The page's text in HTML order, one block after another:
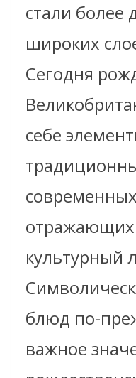
стали более
широких
Сегодня
себе
культурный
блюд по-
важное